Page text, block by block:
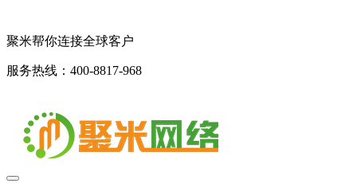
聚米帮你连接全球客户
服务热线：400-8817-968